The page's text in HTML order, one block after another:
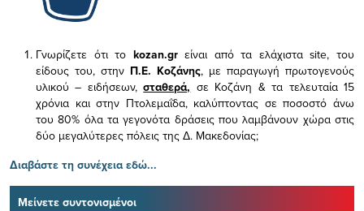
Γνωρίζετε ότι το kozan.gr είναι από τα ελάχισταsite, του
είδους του, στην Π.Ε. Κοζάνης, με παραγωγή πρωτογενούς
υλικού – ειδήσεων,σταθερά, σε Κοζάνη & τα τελευταία 15
χρόνια και στην Πτολεμαΐδα, καλύπτοντας σε ποσοστό άνω
του 80% όλα τα γεγονότα δράσεις που λαμβάνουν χώρα στις
δύο μεγαλύτερες πόλεις της Δ. Μακεδονίας;
Διαβάστε τη συνέχεια εδώ...
Μείνετε συντονισμένοι